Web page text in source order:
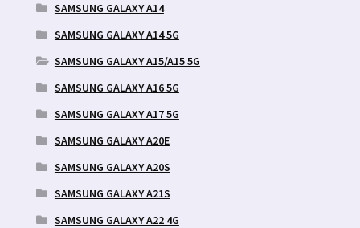
SAMSUNG GALAXY A14
SAMSUNG GALAXY A14 5G
SAMSUNG GALAXY A15/A15 5G
SAMSUNG GALAXY A16 5G
SAMSUNG GALAXY A17 5G
SAMSUNG GALAXY A20E
SAMSUNG GALAXY A20S
SAMSUNG GALAXY A21S
SAMSUNG GALAXY A22 4G